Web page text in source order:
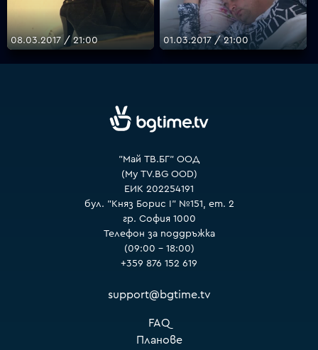
08.03.2017 / 21:00 01.03.2017 / 21:00
"Май ТВ.БГ" ООД
(My TV.BG OOD)
ЕИК 202254191
бул. "Княз Борис I" №151, ет. 2
гр. София 1000
Телефон за поддръжка
(09:00 – 18:00)
+359 876 152 619
support@bgtime.tv
FAQ
Планове